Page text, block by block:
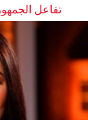
تفاعل الجمهور